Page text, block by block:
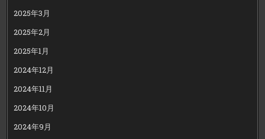
2025年3月
2025年2月
2025年1月
2024年12月
2024年11月
2024年10月
2024年9月